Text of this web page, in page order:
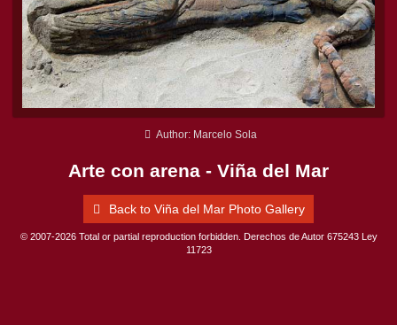
Author: Marcelo Sola
Arte con arena - Viña del Mar
Back to Viña del Mar Photo Gallery
© 2007-2026 Total or partial reproduction forbidden. Derechos de Autor 675243 Ley
11723